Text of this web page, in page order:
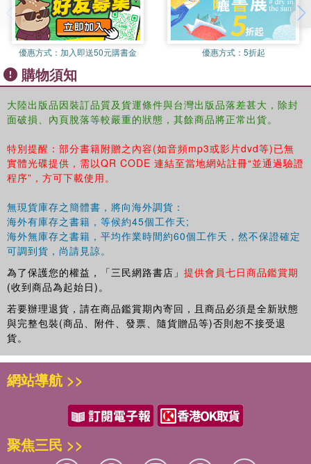
優惠方式： 加入即送50元購書金 優惠方式： 5折起
購物須知
大陸出版品因裝訂品質及貨運條件與台灣出版品落差甚大，除封
面破損、內頁脫落等較嚴重的狀態，其餘商品將正常出貨。
特別提醒：部分書籍附贈之內容(如音頻mp3或影片dvd等)已無
實體光碟提供，需以QR CODE 連結至當地網站註冊“並通過驗證
程序”，方可下載使用。
無現貨庫存之簡體書，將向海外調貨：
海外有庫存之書籍，等候約45個工作天;
海外無庫存之書籍，平均作業時間約60個工作天，然不保證確定
可調到貨，尚請見諒。
為了保護您的權益，「三民網路書店」 提供會員七日商品鑑賞期
(收到商品為起始日)。
若要辦理退貨，請在商品鑑賞期內寄回，且商品必須是全新狀態
與完整包裝(商品、附件、發票、隨貨贈品等)否則恕不接受退
貨。
網站導航 >>
聚焦三民 >>